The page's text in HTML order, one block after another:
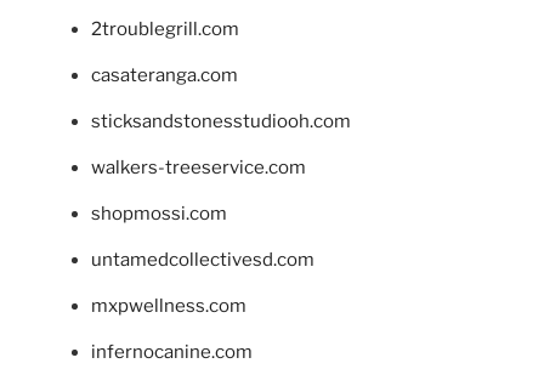
2troublegrill.com
casateranga.com
sticksandstonesstudiooh.com
walkers-treeservice.com
shopmossi.com
untamedcollectivesd.com
mxpwellness.com
infernocanine.com